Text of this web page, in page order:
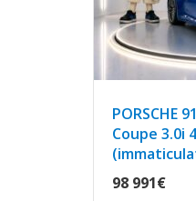
PORSCHE
Coupe 3.0i
98 991€